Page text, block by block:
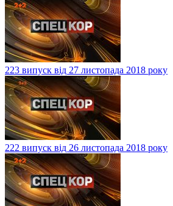
223 випуск від 27 листопада 2018 року
222 випуск від 26 листопада 2018 року